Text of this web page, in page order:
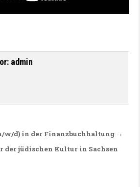
admin
w/d) in der Finanzbuchhaltung →
der jüdischen Kultur in Sachsen